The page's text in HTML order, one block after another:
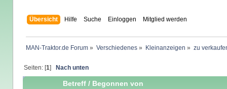
Übersicht Hilfe Suche Einloggen Mitglied werden
MAN-Traktor.de Forum » Verschiedenes » Kleinanzeigen » zu
Seiten: [1] Nach unten
Betreff / Begonnen von